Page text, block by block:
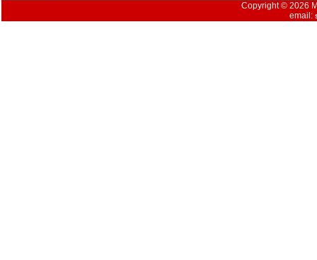
Copyright © 2026
email: